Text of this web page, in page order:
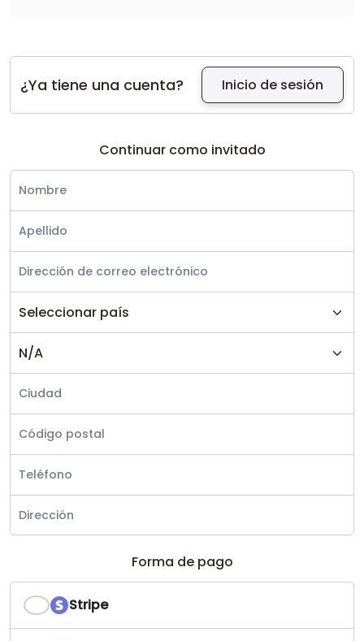
¿Ya tiene una cuenta? Inicio de sesión
Continuar como invitado
Forma de pago
Stripe